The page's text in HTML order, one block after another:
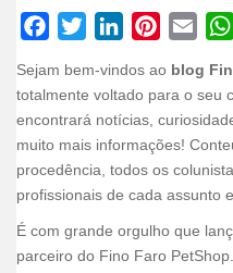
e
b
o
o
k
t
t
e
k
e
d
n
n
t
e
r
s
i
a
t
s
A
p
p
Sejam bem-vindos ao blog
totalmente voltado para o seu
encontrará notícias,
muito mais informações!
procedência, todos os
profissionais de cada assunto
É com grande orgulho que
parceiro do Fino Faro